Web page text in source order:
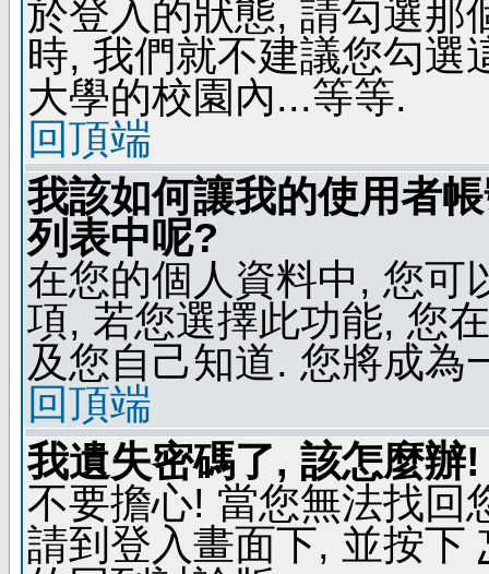
於登入的狀態, 請勾選那
時, 我們就不建議您勾選
大學的校園內...等等.
回頂端
我該如何讓我的使用者
列表中呢?
在您的個人資料中, 您可
項, 若您選擇此功能, 您
及您自己知道. 您將成為
回頂端
我遺失密碼了, 該怎麼辦!
不要擔心! 當您無法找回
請到登入畫面下, 並按下